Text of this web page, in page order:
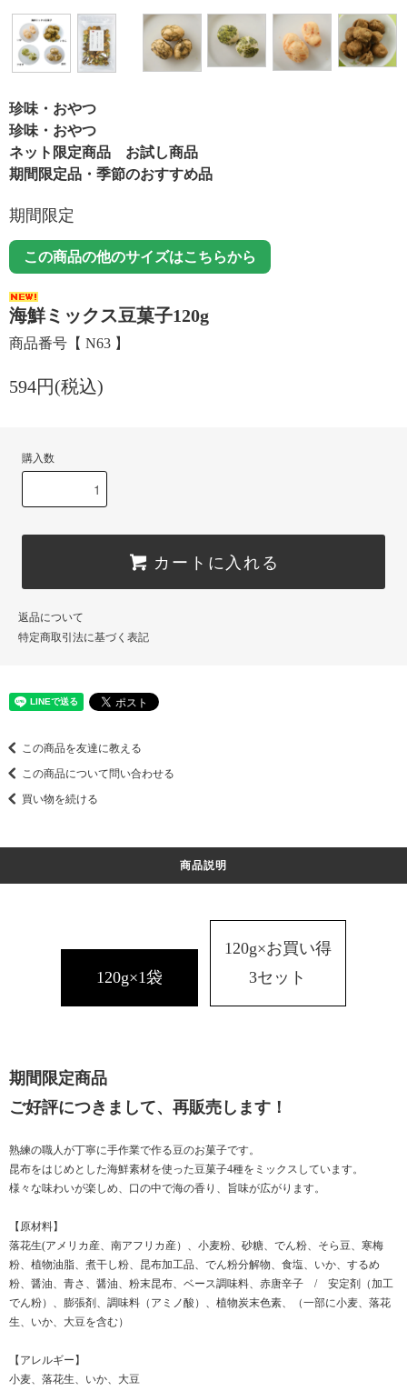
珍味・おやつ
珍味・おやつ
ネット限定商品 お試し商品
期間限定品・季節のおすすめ品
期間限定
この商品の他のサイズはこちらから
海鮮ミックス豆菓子120g
商品番号【 N63 】
594円(税込)
購入数
カートに入れる
返品について
特定商取引法に基づく表記
この商品を友達に教える
この商品について問い合わせる
買い物を続ける
商品説明
120g×1袋
120g×お買い得
3セット
期間限定商品
ご好評につきまして、再販売します！
熟練の職人が丁寧に手作業で作る豆のお菓子です。
昆布をはじめとした海鮮素材を使った豆菓子4種をミックスしています。
様々な味わいが楽しめ、口の中で海の香り、旨味が広がります。
【原材料】
落花生(アメリカ産、南アフリカ産）、小麦粉、砂糖、でん粉、そら豆、寒梅
粉、植物油脂、煮干し粉、昆布加工品、でん粉分解物、食塩、いか、するめ
粉、醤油、青さ、醤油、粉末昆布、ベース調味料、赤唐辛子 / 安定剤（加工
でん粉）、膨張剤、調味料（アミノ酸）、植物炭末色素、（一部に小麦、落花
生、いか、大豆を含む）
【アレルギー】
小麦、落花生、いか、大豆